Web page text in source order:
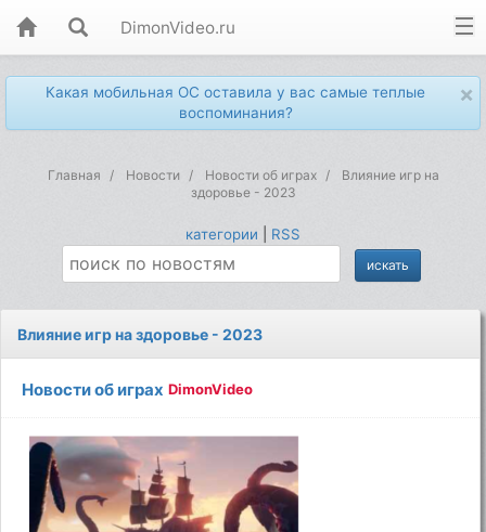
DimonVideo.ru
×
Какая мобильная ОС оставила у вас самые теплые
воспоминания?
Главная Новости Новости об играх
Влияние игр на
здоровье - 2023
категории RSS
Влияние игр на здоровье - 2023
Новости об играх DimonVideo